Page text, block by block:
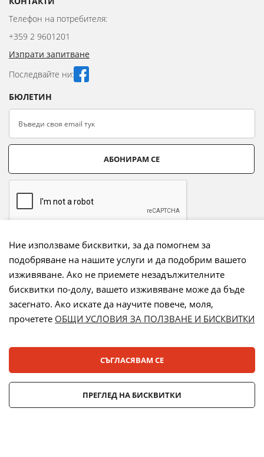
Телефон на потребителя:
+359 2 9601201
Изпрати запитване
Последвайте ни:
БЮЛЕТИН
АБОНИРАМ СЕ
Начини на плащане:
Лизинг:
Ние използваме бисквитки, за да помогнем за
подобряване на нашите услуги и да подобрим вашето
изживяване. Ако не приемете незадължителните
бисквитки по-долу, вашето изживяване може да бъде
засегнато. Ако искате да научите повече, моля,
прочетете ОБЩИ УСЛОВИЯ ЗА ПОЛЗВАНЕ И БИСКВИТКИ
СЪГЛАСЯВАМ СЕ
ПРЕГЛЕД НА БИСКВИТКИ